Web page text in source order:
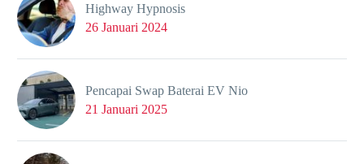
Highway Hypnosis
26 Januari 2024
Pencapai Swap Baterai EV Nio
21 Januari 2025